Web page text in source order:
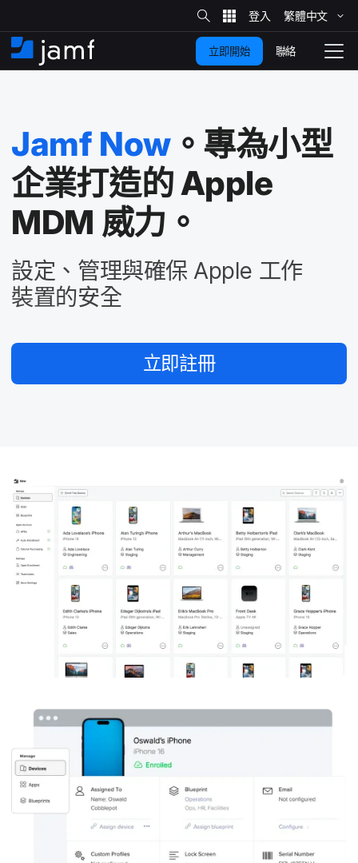
​
至
​
內
容
網
站
​搜
尋
繁體​中文
住
家
切
換
立即開始 聯絡
Jamf Now。​專為​小型​
企業​打造​的 Apple
MDM 威力。
設定、​管理​與​確保 Apple 工作​
裝置​的​安全
立即​註冊